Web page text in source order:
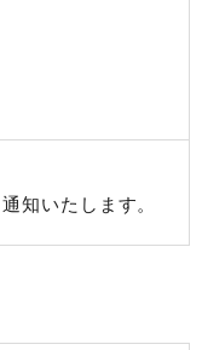
知いたします。